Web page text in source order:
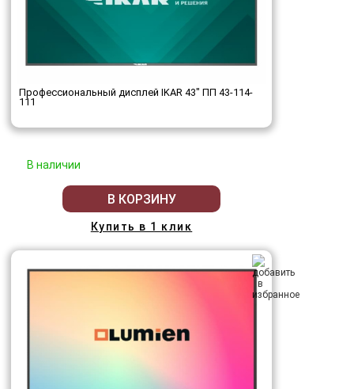
Профессиональный дисплей IKAR 43" ПП 43-114-
111
В наличии
В КОРЗИНУ
Купить в 1 клик